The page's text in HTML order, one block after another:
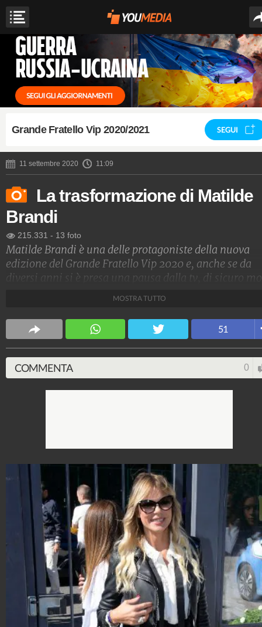
Grande Fratello Vip 2020/2021 SEGUI
11 settembre 2020 11:09
La trasformazione di Matilde
Brandi
215.331 - 13 foto
Matilde Brandi è una delle protagoniste della nuova
edizione del Grande Fratello Vip 2020 e, anche se da
diversi anni si è presa una pausa dalla tv, di sicuro
Stile e trend
MOSTRA TUTTO
51
COMMENTA 0